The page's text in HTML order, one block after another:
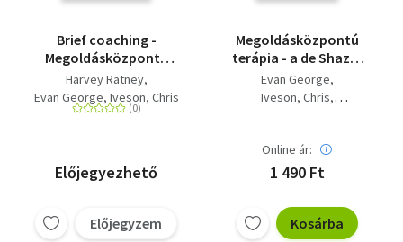
Brief coaching -
Megoldásközpontú
megközelítés
Harvey Ratney
Evan George Iveson, Chris
Előjegyezhető
Előjegyzem
Megoldásközpontú
terápia - a de Shazer
modell
Evan George
Iveson, Chris
Online ár:
1 490 Ft
Kosárba